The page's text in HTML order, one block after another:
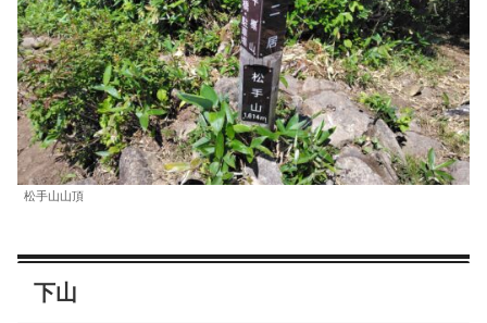
松手山山頂
下山